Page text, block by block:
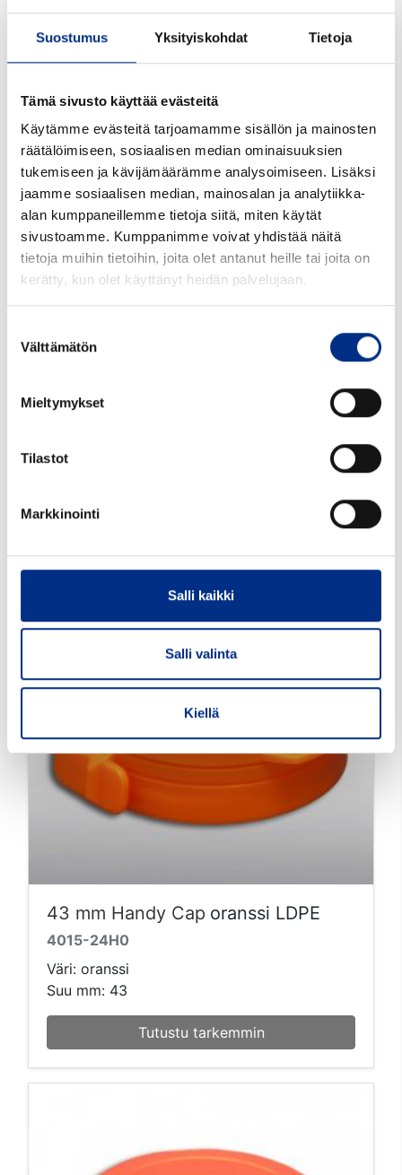
Suostumus Yksityiskohdat Tietoja
Tämä sivusto käyttää evästeitä
Käytämme evästeitä tarjoamamme sisällön ja mainosten
räätälöimiseen, sosiaalisen median ominaisuuksien
tukemiseen ja kävijämäärämme analysoimiseen. Lisäksi
jaamme sosiaalisen median, mainosalan ja analytiikka-
alan kumppaneillemme tietoja siitä, miten käytät
sivustoamme. Kumppanimme voivat yhdistää näitä
tietoja muihin tietoihin, joita olet antanut heille tai joita on
kerätty, kun olet käyttänyt heidän palvelujaan.
valinta
Välttämätön
Mieltymykset
Tilastot
Markkinointi
Salli kaikki
Salli valinta
Kiellä
43 mm Handy Cap desiccant
4015T-200X
43 mm Handy Cap oranssi LDPE
4015-24H0
Väri: oranssi
Suu mm: 43
Tutustu tarkemmin